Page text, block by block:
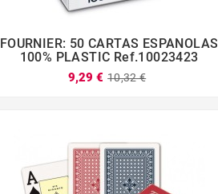
   
FOURNIER: 50 CARTAS ESPANOLAS
100% PLASTIC Ref.10023423
9,29 € 10,32 €